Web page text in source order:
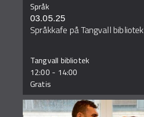
Språk
03.05.25
Språkkafe på Tangvall bibliotek
Tangvall bibliotek
12:00 - 14:00
Gratis